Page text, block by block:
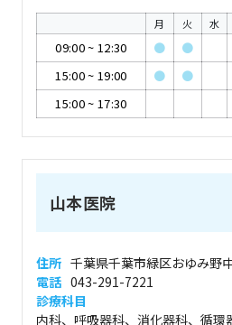
月 火 水
09:00~ 12:30 ● ●
15:00~ 19:00 ● ●
15:00~ 17:30
山本医院
住所 千葉県千葉市緑区おゆみ野
電話 043-291-7221
診療科目
内科、呼吸器科、消化器科、循環